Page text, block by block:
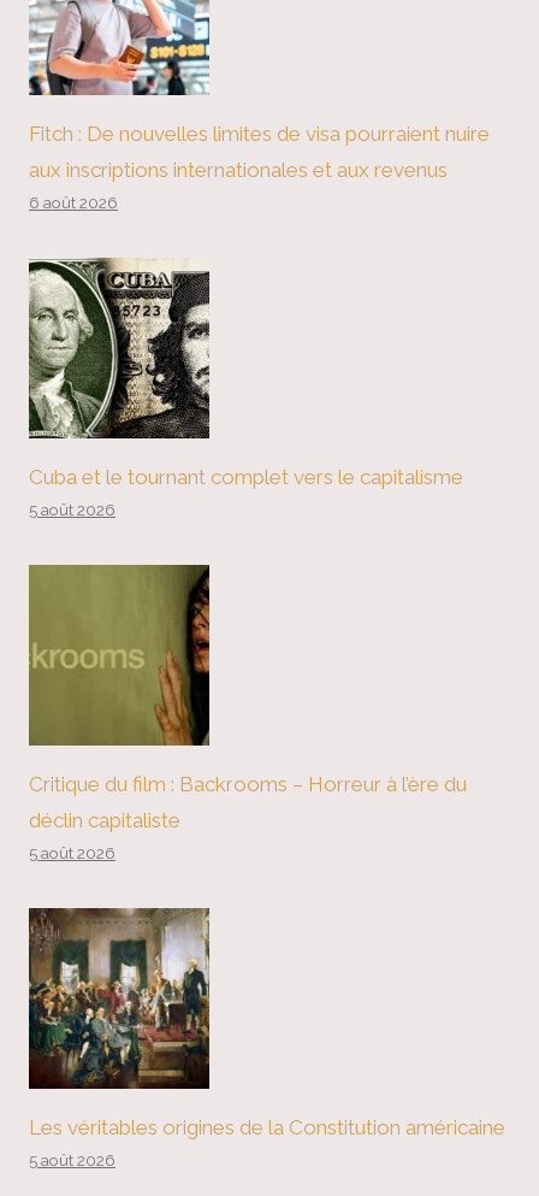
Fitch : De nouvelles limites de visa pourraient nuire
aux inscriptions internationales et aux revenus
6 août 2026
Cuba et le tournant complet vers le capitalisme
5 août 2026
Critique du film : Backrooms – Horreur à l’ère du
déclin capitaliste
5 août 2026
Les véritables origines de la Constitution américaine
5 août 2026